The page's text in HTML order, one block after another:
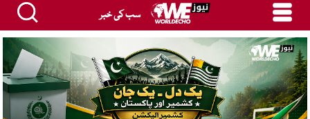
سب کی خبر